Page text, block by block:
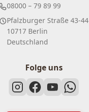
08000 – 79 89 99
Pfalzburger Straße 43-44
10717 Berlin
Deutschland
Folge uns